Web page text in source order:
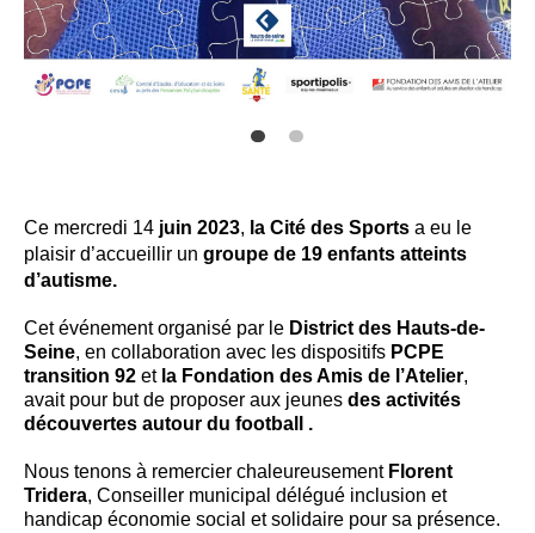
Ce mercredi 14 juin 2023, la Cité des Sports a eu le
plaisir d’accueillir un groupe de 19 enfants atteints
d’autisme.
Cet événement organisé par le District des Hauts-de-
Seine, en collaboration avec les dispositifs PCPE
transition 92 et la Fondation des Amis de l’Atelier,
avait pour but de proposer aux jeunes des activités
découvertes autour du football .
Nous tenons à remercier chaleureusement Florent
Tridera, Conseiller municipal délégué inclusion et
handicap économie social et solidaire pour sa présence.